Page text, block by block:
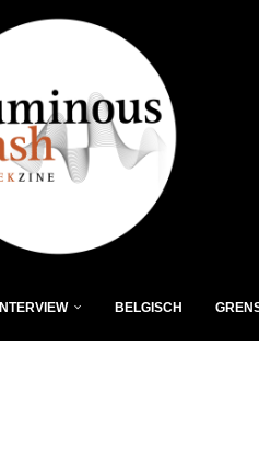
INTERVIEW BELGISCH